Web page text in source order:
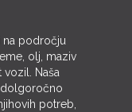
na področju
olj, maziv
vozil. Naša
potreb,